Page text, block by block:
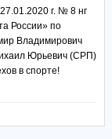
г. № 8 нг
России» по
Владимирович
Юрьевич (СРП)
в спорте!